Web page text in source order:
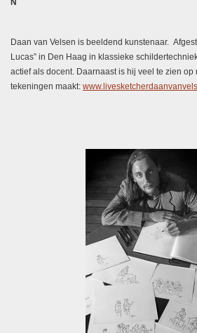
Daan van Velsen is beeldend kunstenaar.
Lucas” in Den Haag in klassieke
actief als docent. Daarnaast is hij veel te zien op
tekeningen maakt: